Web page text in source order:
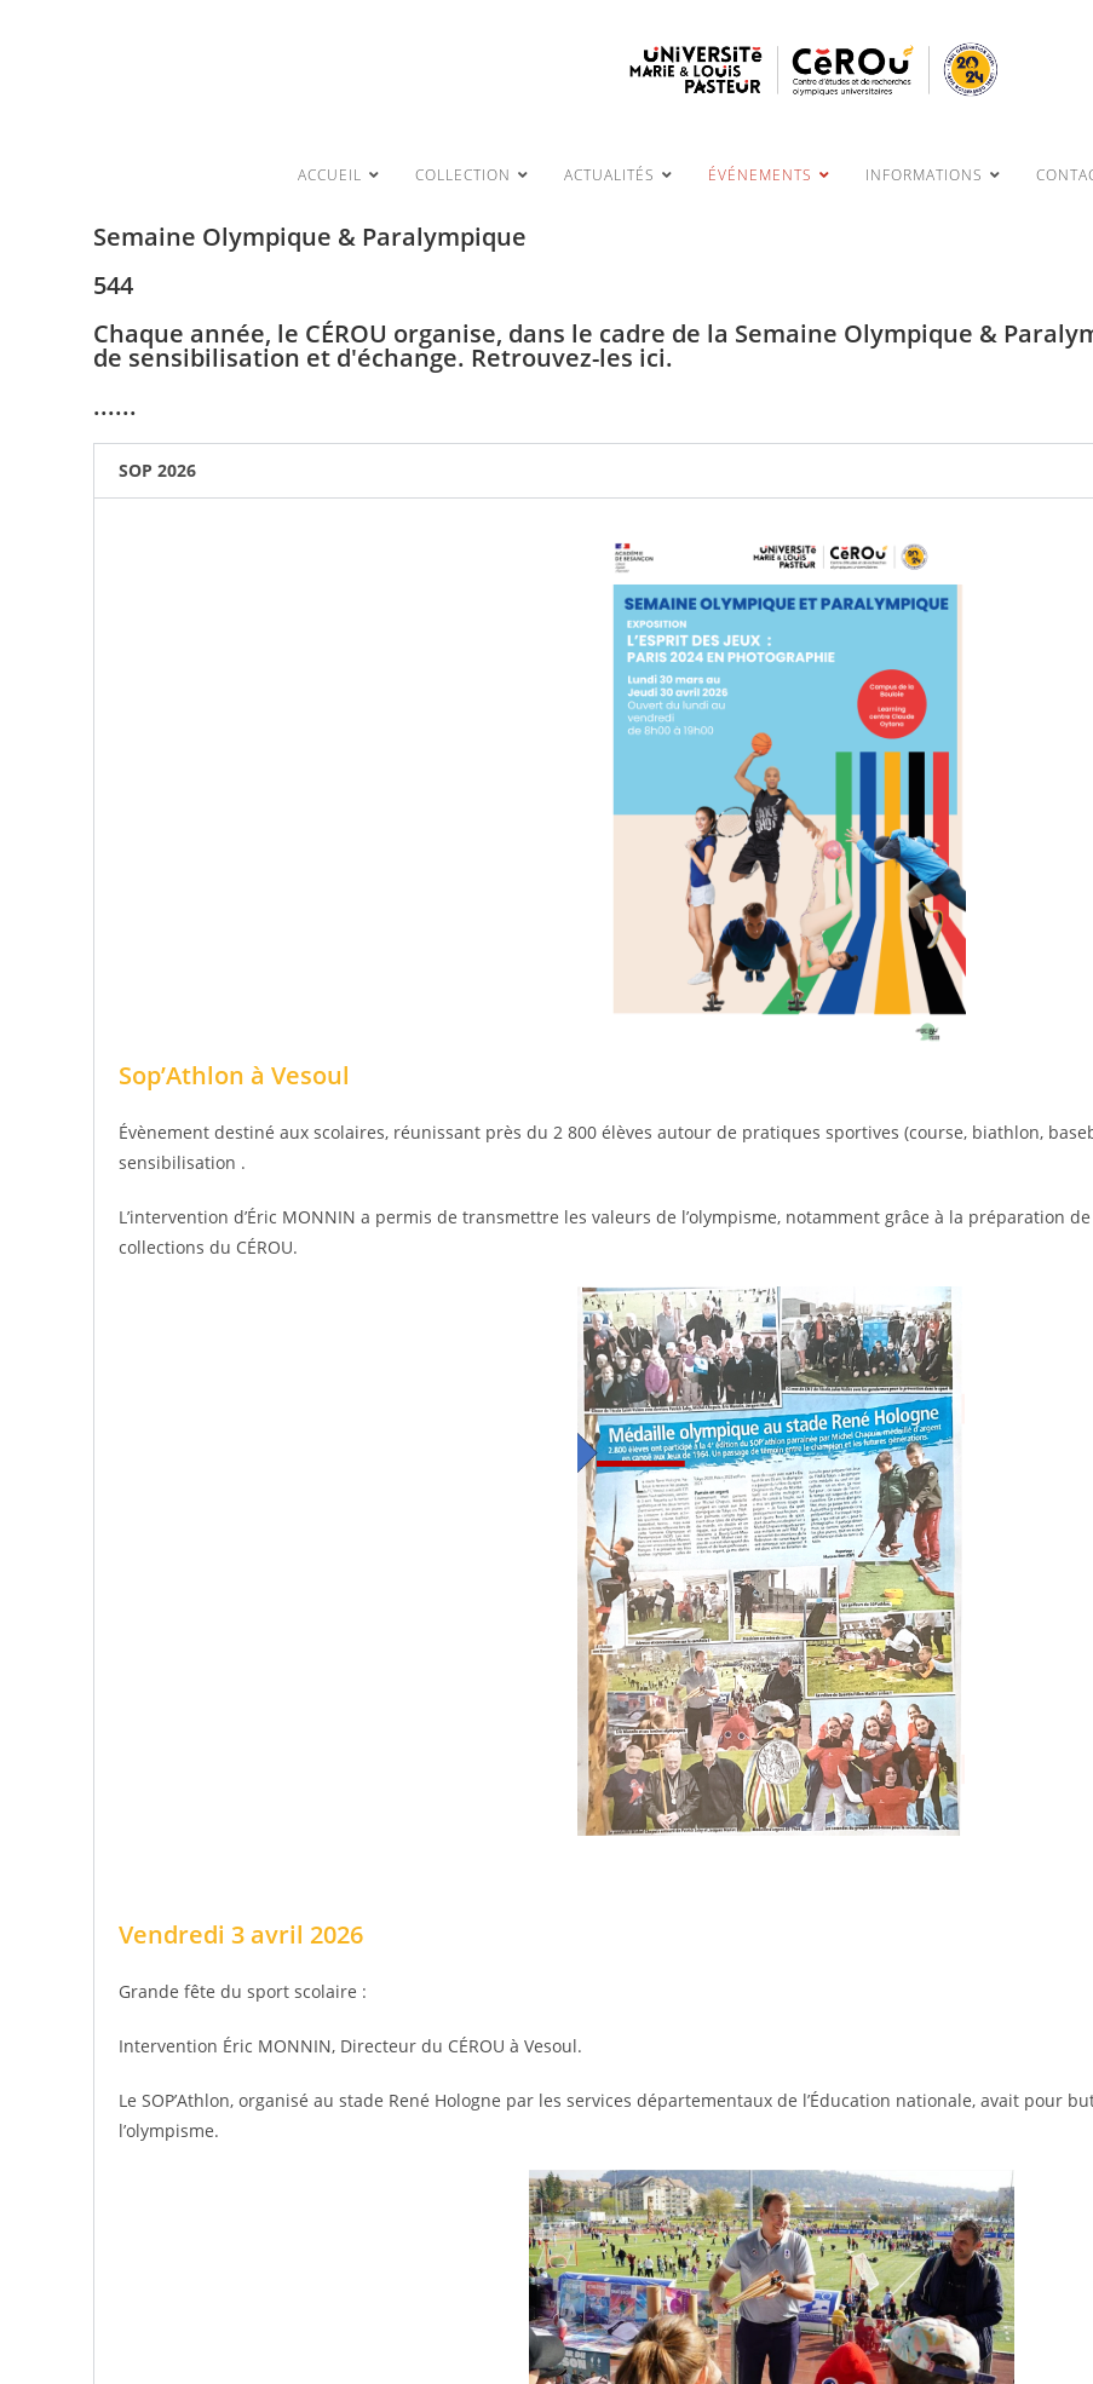
ACCUEIL COLLECTION ACTUALITÉS ÉVÉNEMENTS INFORMATIONS
Semaine Olympique & Paralympique
544
Chaque année, le CÉROU organise, dans le cadre de la Semaine Olympique &
de sensibilisation et d'échange. Retrouvez-les ici.
......
SOP 2026
Sop’Athlon à Vesoul
Évènement destiné aux scolaires, réunissant près du 2 800 élèves autour de pratiques sportives (course, biathlon,
sensibilisation .
L’intervention d’Éric MONNIN a permis de transmettre les valeurs de l’olympisme, notamment grâce à la préparation
collections du CÉROU.
Vendredi 3 avril 2026​
Grande fête du sport scolaire :
Intervention Éric MONNIN, Directeur du CÉROU à Vesoul.
Le SOP’Athlon, organisé au stade René Hologne par les services départementaux de l’Éducation nationale, avait pour
l’olympisme.